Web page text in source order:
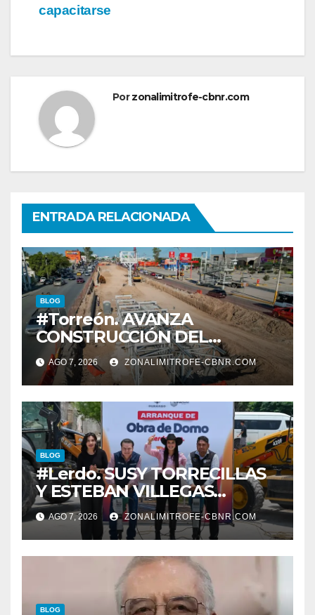
capacitarse
Porzonalimitrofe-cbnr.com
ENTRADA RELACIONADA
BLOG
#Torreón. AVANZA
CONSTRUCCIÓN DEL
SISTEMA VIAL ORIENTE,
SOBRE BULEVAR
REVOLUCIÓN
AGO 7, 2026 ZONALIMITROFE-CBNR.COM
BLOG
#Lerdo. SUSY TORRECILLAS
Y ESTEBAN VILLEGAS
ENTREGAN TÍTULOS DE
PROPIEDAD A FAMILIAS
LERDENSES Y DAN
ARRANQUE A LA
CONSTRUCCIÓN DE DOMO
EN CARLOS REAL*
AGO 7, 2026 ZONALIMITROFE-CBNR.COM
BLOG